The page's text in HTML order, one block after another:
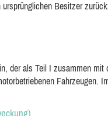
Besitzer
der als Teil I zusammen
Fahrzeugen.